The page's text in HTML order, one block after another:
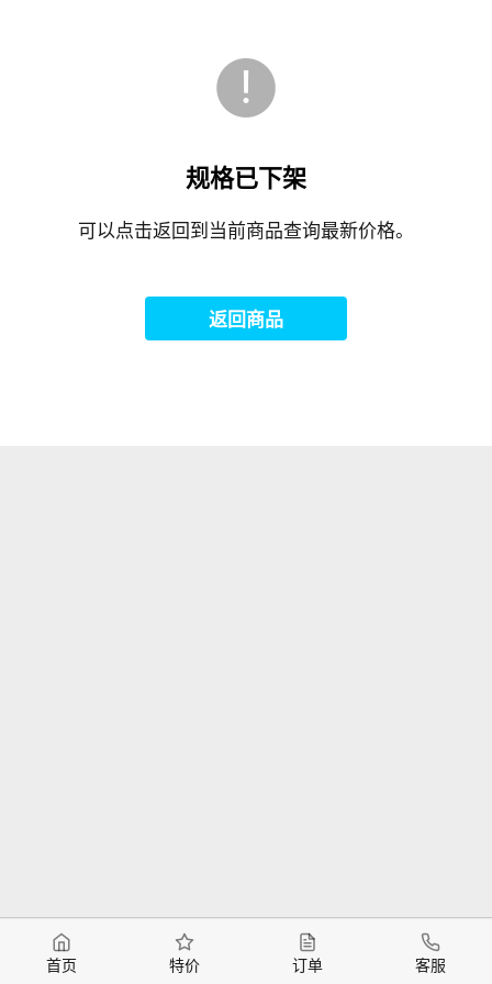
规格已下架
可以点击返回到当前商品查询最新价格。
返回商品
首页 特价 订单 客服